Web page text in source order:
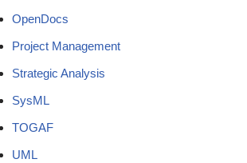
OpenDocs
Project Management
Strategic Analysis
SysML
TOGAF
UML